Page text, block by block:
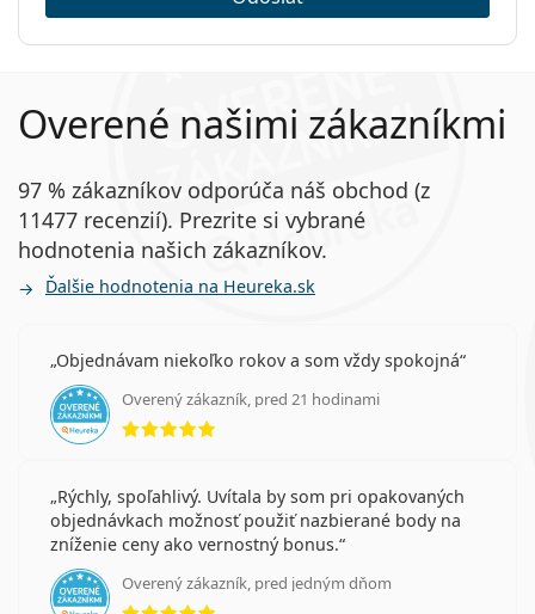
Overené našimi zákazníkmi
97 % zákazníkov odporúča náš obchod (z
11477 recenzií). Prezrite si vybrané
hodnotenia našich zákazníkov.
Ďalšie hodnotenia na Heureka.sk
Objednávam niekoľko rokov a som vždy spokojná
Overený zákazník, pred 21 hodinami
hodnotenie 5 z 5
Rýchly, spoľahlivý. Uvítala by som pri opakovaných
objednávkach možnosť použiť nazbierané body na
zníženie ceny ako vernostný bonus.
Overený zákazník, pred jedným dňom
hodnotenie 5 z 5